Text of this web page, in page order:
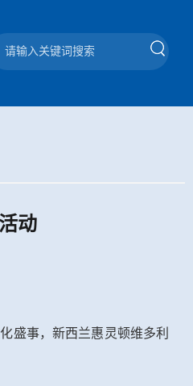
动
盛事，新西兰惠灵顿维多利